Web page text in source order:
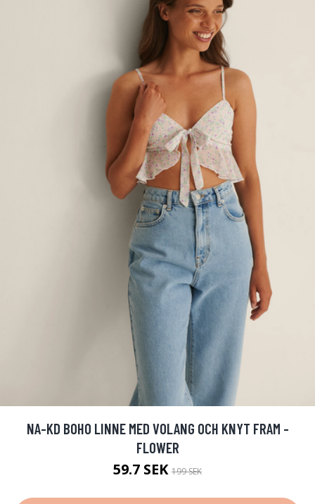
NA-KD BOHO LINNE MED VOLANG OCH KNYT FRAM -
FLOWER
59.7 SEK 199 SEK